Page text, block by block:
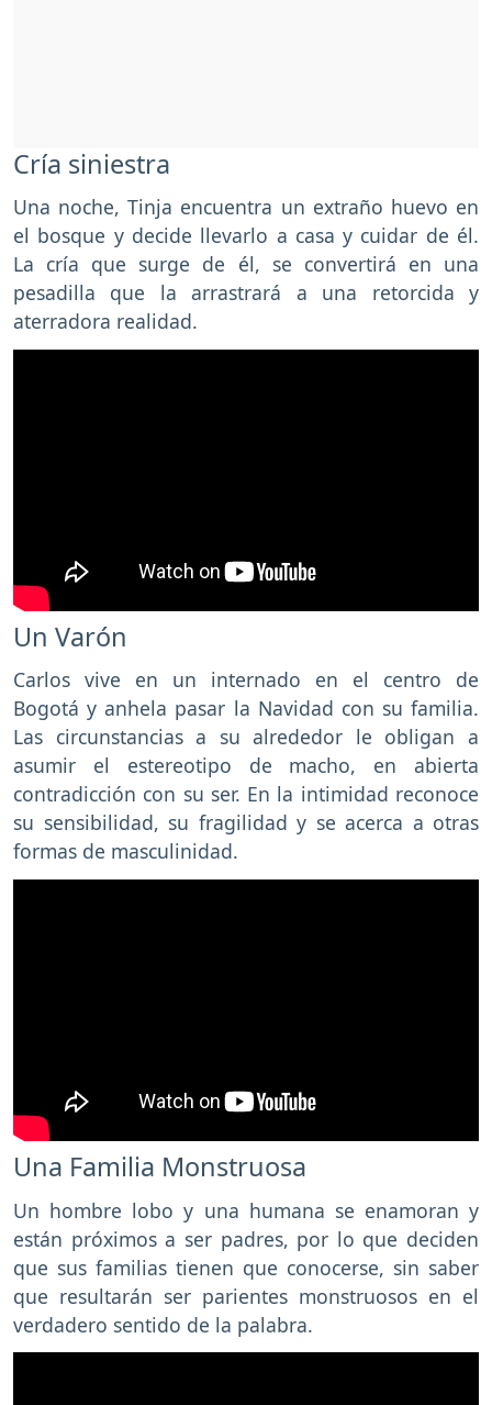
Cría siniestra
Una noche, Tinja encuentra un extraño huevo en
el bosque y decide llevarlo a casa y cuidar de él.
La cría que surge de él, se convertirá en una
pesadilla que la arrastrará a una retorcida y
aterradora realidad.
Un Varón
Carlos vive en un internado en el centro de
Bogotá y anhela pasar la Navidad con su familia.
Las circunstancias a su alrededor le obligan a
asumir el estereotipo de macho, en abierta
contradicción con su ser. En la intimidad reconoce
su sensibilidad, su fragilidad y se acerca a otras
formas de masculinidad.
Una Familia Monstruosa
Un hombre lobo y una humana se enamoran y
están próximos a ser padres, por lo que deciden
que sus familias tienen que conocerse, sin saber
que resultarán ser parientes monstruosos en el
verdadero sentido de la palabra.